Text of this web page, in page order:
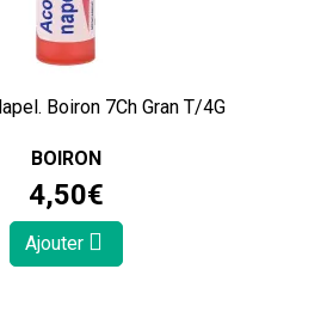
Boiron 7Ch Gran T/4G
BOIRON
4,50€
Ajouter